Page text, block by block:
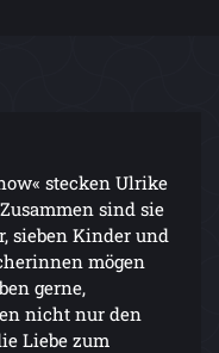
stecken Ulrike
sind sie
sieben Kinder und
mögen
gerne,
nicht nur den
Liebe zum